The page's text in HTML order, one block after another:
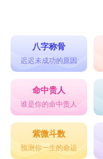
八字称骨
迟迟未成功的原因
命中贵人
谁是你的命中贵人
紫微斗数
预测你一生的命运